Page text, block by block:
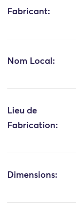
Fabricant:
Nom Local:
Lieu de
Fabrication:
Dimensions: